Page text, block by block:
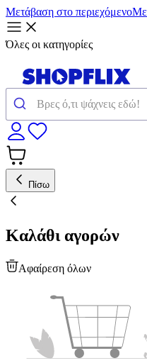
Μετάβαση στο περιεχόμενο
Όλες οι κατηγορίες
Πίσω
Καλάθι αγορών
Αφαίρεση όλων